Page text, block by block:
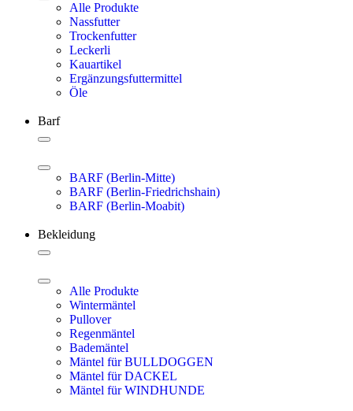
Alle Produkte
Nassfutter
Trockenfutter
Leckerli
Kauartikel
Ergänzungsfuttermittel
Öle
Barf
BARF (Berlin-Mitte)
BARF (Berlin-Friedrichshain)
BARF (Berlin-Moabit)
Bekleidung
Alle Produkte
Wintermäntel
Pullover
Regenmäntel
Bademäntel
Mäntel für BULLDOGGEN
Mäntel für DACKEL
Mäntel für WINDHUNDE